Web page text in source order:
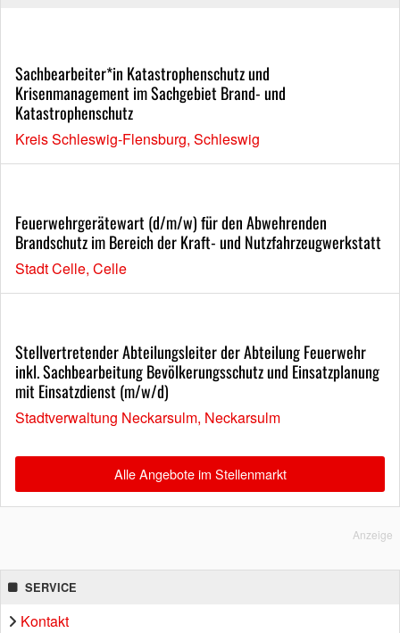
Sachbearbeiter*in Katastrophenschutz und
Krisenmanagement im Sachgebiet Brand- und
Katastrophenschutz
Kreis Schleswig-Flensburg, Schleswig
Feuerwehrgerätewart (d/m/w) für den Abwehrenden
Brandschutz im Bereich der Kraft- und Nutzfahrzeugwerkstatt
Stadt Celle, Celle
Stellvertretender Abteilungsleiter der Abteilung Feuerwehr
inkl. Sachbearbeitung Bevölkerungsschutz und Einsatzplanung
mit Einsatzdienst (m/w/d)
Stadtverwaltung Neckarsulm, Neckarsulm
Alle Angebote im Stellenmarkt
Anzeige
SERVICE
Kontakt